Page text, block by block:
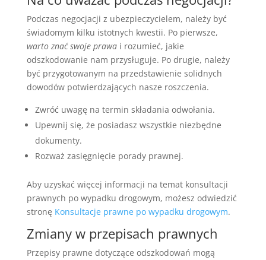
Podczas negocjacji z ubezpieczycielem, należy być
świadomym kilku istotnych kwestii. Po pierwsze,
warto znać swoje prawai rozumieć, jakie
odszkodowanie nam przysługuje. Po drugie, należy
być przygotowanym na przedstawienie solidnych
dowodów potwierdzających nasze roszczenia.
Zwróć uwagę na termin składania odwołania.
Upewnij się, że posiadasz wszystkie niezbędne
dokumenty.
Rozważ zasięgnięcie porady prawnej.
Aby uzyskać więcej informacji na temat konsultacji
prawnych po wypadku drogowym, możesz odwiedzić
stronę Konsultacje prawne po wypadku drogowym.
Zmiany w przepisach prawnych
Przepisy prawne dotyczące odszkodowań mogą